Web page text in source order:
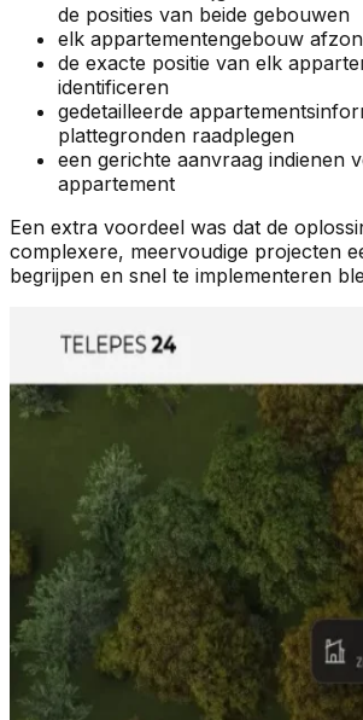
de posities van beide gebouwen
elk appartementengebouw
de exacte positie van elk
identificeren
gedetailleerde
plattegronden raadplegen
een gerichte aanvraag indienen
appartement
Een extra voordeel was dat de
complexere, meervoudige projecten
begrijpen en snel te implementeren